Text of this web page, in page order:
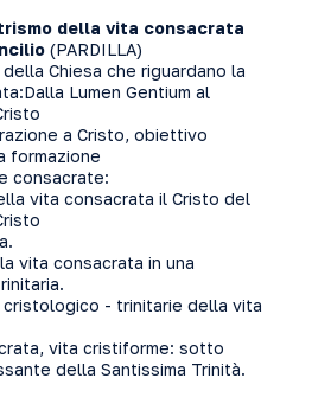
della vita consacrata
(PARDILLA)
Chiesa che riguardano la
Lumen Gentium al
a Cristo, obiettivo
formazione
consacrate:
vita consacrata il Cristo del
vita consacrata in una
- trinitarie della vita
vita cristiforme: sotto
della Santissima Trinità.